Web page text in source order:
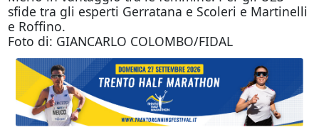
sfide tra gli esperti Gerratana e Scoleri e Martinelli
e Roffino.
Foto di: GIANCARLO COLOMBO/FIDAL